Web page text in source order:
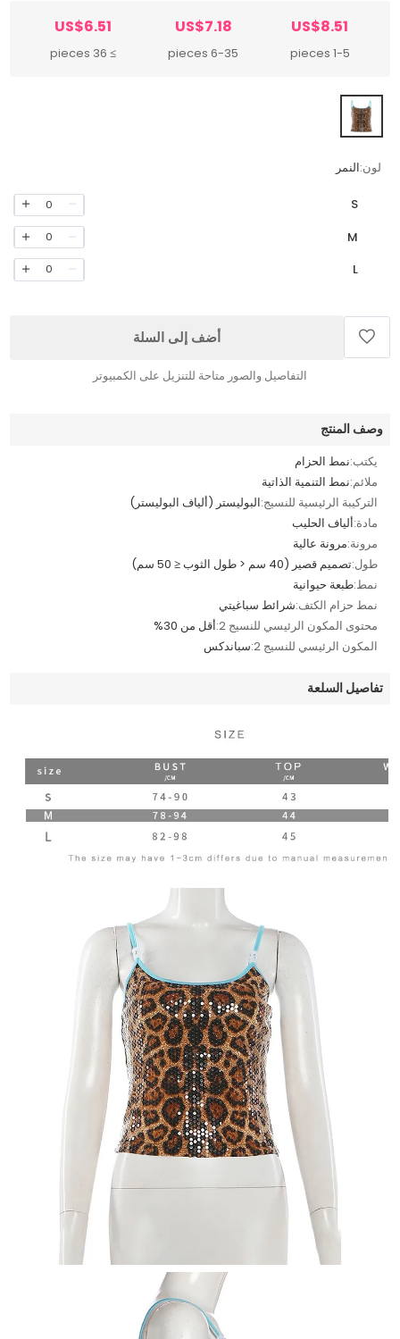
US$8.51
1-5 pieces
US$7.18
6-35 pieces
US$6.51
≥ 36 pieces
لون:النمر
S
0
M
0
L
0
أضف إلى السلة
التفاصيل والصور متاحة للتنزيل على الكمبيوتر
وصف المنتج
يكتب:نمط الحزام
ملائم:نمط التنمية الذاتية
التركيبة الرئيسية للنسيج:البوليستر (ألياف البوليستر)
مادة:ألياف الحليب
مرونة:مرونة عالية
طول:تصميم قصير (40 سم < طول الثوب ≤ 50 سم)
نمط:طبعة حيوانية
نمط حزام الكتف:شرائط سباغيتي
محتوى المكون الرئيسي للنسيج 2:
أقل من 30%
المكون الرئيسي للنسيج 2:
سباندكس
تفاصيل السلعة